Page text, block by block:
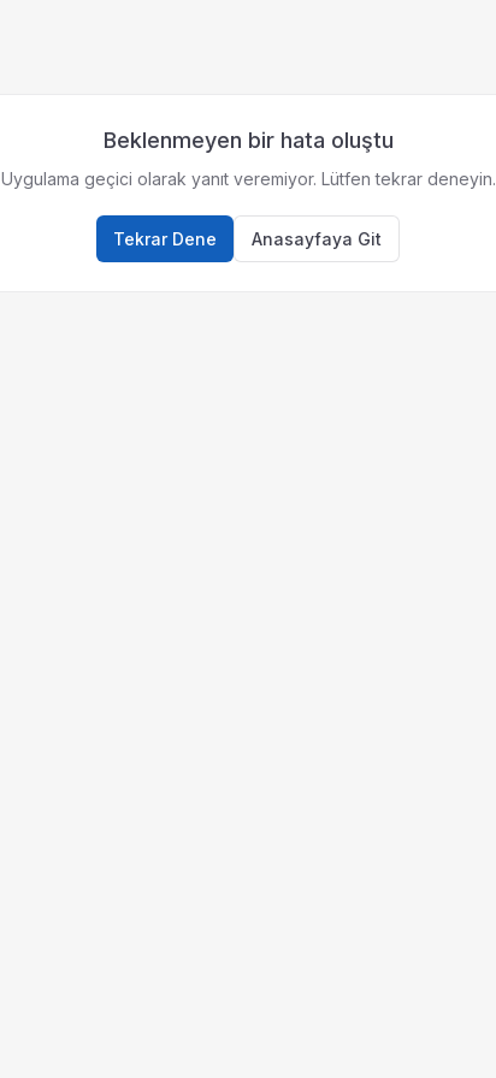
Beklenmeyen bir hata oluştu
Uygulama geçici olarak yanıt veremiyor. Lütfen tekrar deneyin.
Tekrar Dene Anasayfaya Git